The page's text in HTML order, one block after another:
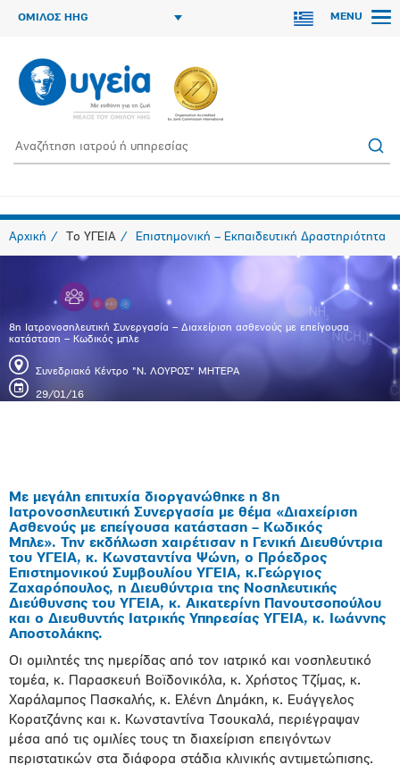
ΟΜΙΛΟΣ HHG MENU
Αρχική Το ΥΓΕΙΑ Επιστημονική – Εκπαιδευτική Δραστηριότητα
8η Ιατρονοσηλευτική Συνεργασία – Διαχείριση ασθενούς με επείγουσα
κατάσταση – Κωδικός μπλε
Συνεδριακό Κέντρο "Ν. ΛΟΥΡΟΣ" ΜΗΤΕΡΑ
29/01/16
Με μεγάλη επιτυχία διοργανώθηκε η 8η
Ιατρονοσηλευτική Συνεργασία με θέμα «Διαχείριση
Ασθενούς με επείγουσα κατάσταση – Κωδικός
Μπλε». Την εκδήλωση χαιρέτισαν η Γενική Διευθύντρια
του ΥΓΕΙΑ, κ. Κωνσταντίνα Ψώνη, ο Πρόεδρος
Επιστημονικού Συμβουλίου ΥΓΕΙΑ, κ.Γεώργιος
Ζαχαρόπουλος, η Διευθύντρια της Νοσηλευτικής
Διεύθυνσης του ΥΓΕΙΑ, κ. Αικατερίνη Πανουτσοπούλου
και ο Διευθυντής Ιατρικής Υπηρεσίας ΥΓΕΙΑ, κ. Ιωάννης
Αποστολάκης.
Οι ομιλητές της ημερίδας από τον ιατρικό και νοσηλευτικό
τομέα, κ. Παρασκευή Βοϊδονικόλα, κ. Χρήστος Τζίμας, κ.
Χαράλαμπος Πασκαλής, κ. Ελένη Δημάκη, κ. Ευάγγελος
Κορατζάνης και κ. Κωνσταντίνα Τσουκαλά, περιέγραψαν
μέσα από τις ομιλίες τους τη διαχείριση επειγόντων
περιστατικών στα διάφορα στάδια κλινικής αντιμετώπισης.